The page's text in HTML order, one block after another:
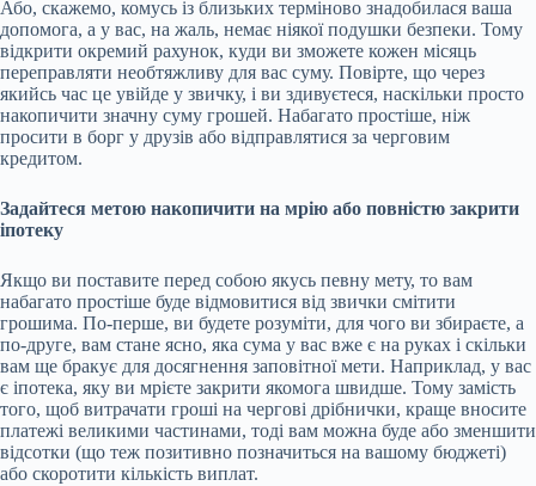
Або, скажемо, комусь із близьких терміново знадобилася ваша
допомога, а у вас, на жаль, немає ніякої подушки безпеки. Тому
відкрити окремий рахунок, куди ви зможете кожен місяць
переправляти необтяжливу для вас суму. Повірте, що через
якийсь час це увійде у звичку, і ви здивуєтеся, наскільки просто
накопичити значну суму грошей. Набагато простіше, ніж
просити в борг у друзів або відправлятися за черговим
кредитом.
Задайтеся метою накопичити на мрію або повністю закрити
іпотеку
Якщо ви поставите перед собою якусь певну мету, то вам
набагато простіше буде відмовитися від звички смітити
грошима. По-перше, ви будете розуміти, для чого ви збираєте, а
по-друге, вам стане ясно, яка сума у вас вже є на руках і скільки
вам ще бракує для досягнення заповітної мети. Наприклад, у вас
є іпотека, яку ви мрієте закрити якомога швидше. Тому замість
того, щоб витрачати гроші на чергові дрібнички, краще вносите
платежі великими частинами, тоді вам можна буде або зменшити
відсотки (що теж позитивно позначиться на вашому бюджеті)
або скоротити кількість виплат.